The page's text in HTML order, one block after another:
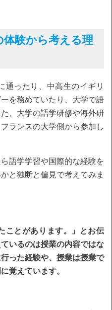
験から考える理
通ったり、中高生のイギリ
を務めていたり、大学で語
、大学の語学研修や海外研
ランスの大学側から参加し
語学学習や国際的な経験を
と独断と偏見で考えてみま
ことがあります。」とお伝
いるのは授業の内容ではな
った経験や、授業は授業で
覚えています。